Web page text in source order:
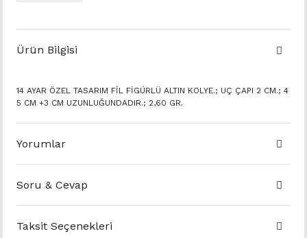
Ürün Bilgisi
14 AYAR ÖZEL TASARIM FİL FİGÜRLÜ ALTIN KOLYE.; UÇ ÇAPI 2 CM.; 4
5 CM +3 CM UZUNLUĞUNDADIR.; 2,60 GR.
Yorumlar
Soru & Cevap
Taksit Seçenekleri